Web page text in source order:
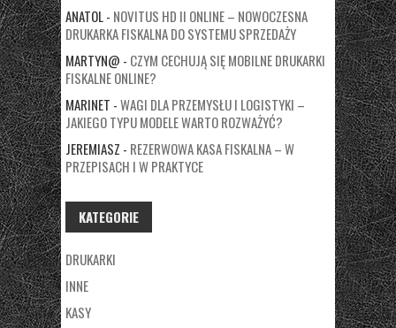
ANATOL- NOVITUS HD II ONLINE – NOWOCZESNA
DRUKARKA FISKALNA DO SYSTEMU SPRZEDAŻY
MARTYN@ - CZYM CECHUJĄ SIĘ MOBILNE DRUKARKI
FISKALNE ONLINE?
MARINET -WAGI DLA PRZEMYSŁU I LOGISTYKI –
JAKIEGO TYPU MODELE WARTO ROZWAŻYĆ?
JEREMIASZ - REZERWOWA KASA FISKALNA – W
PRZEPISACH I W PRAKTYCE
KATEGORIE
DRUKARKI
INNE
KASY